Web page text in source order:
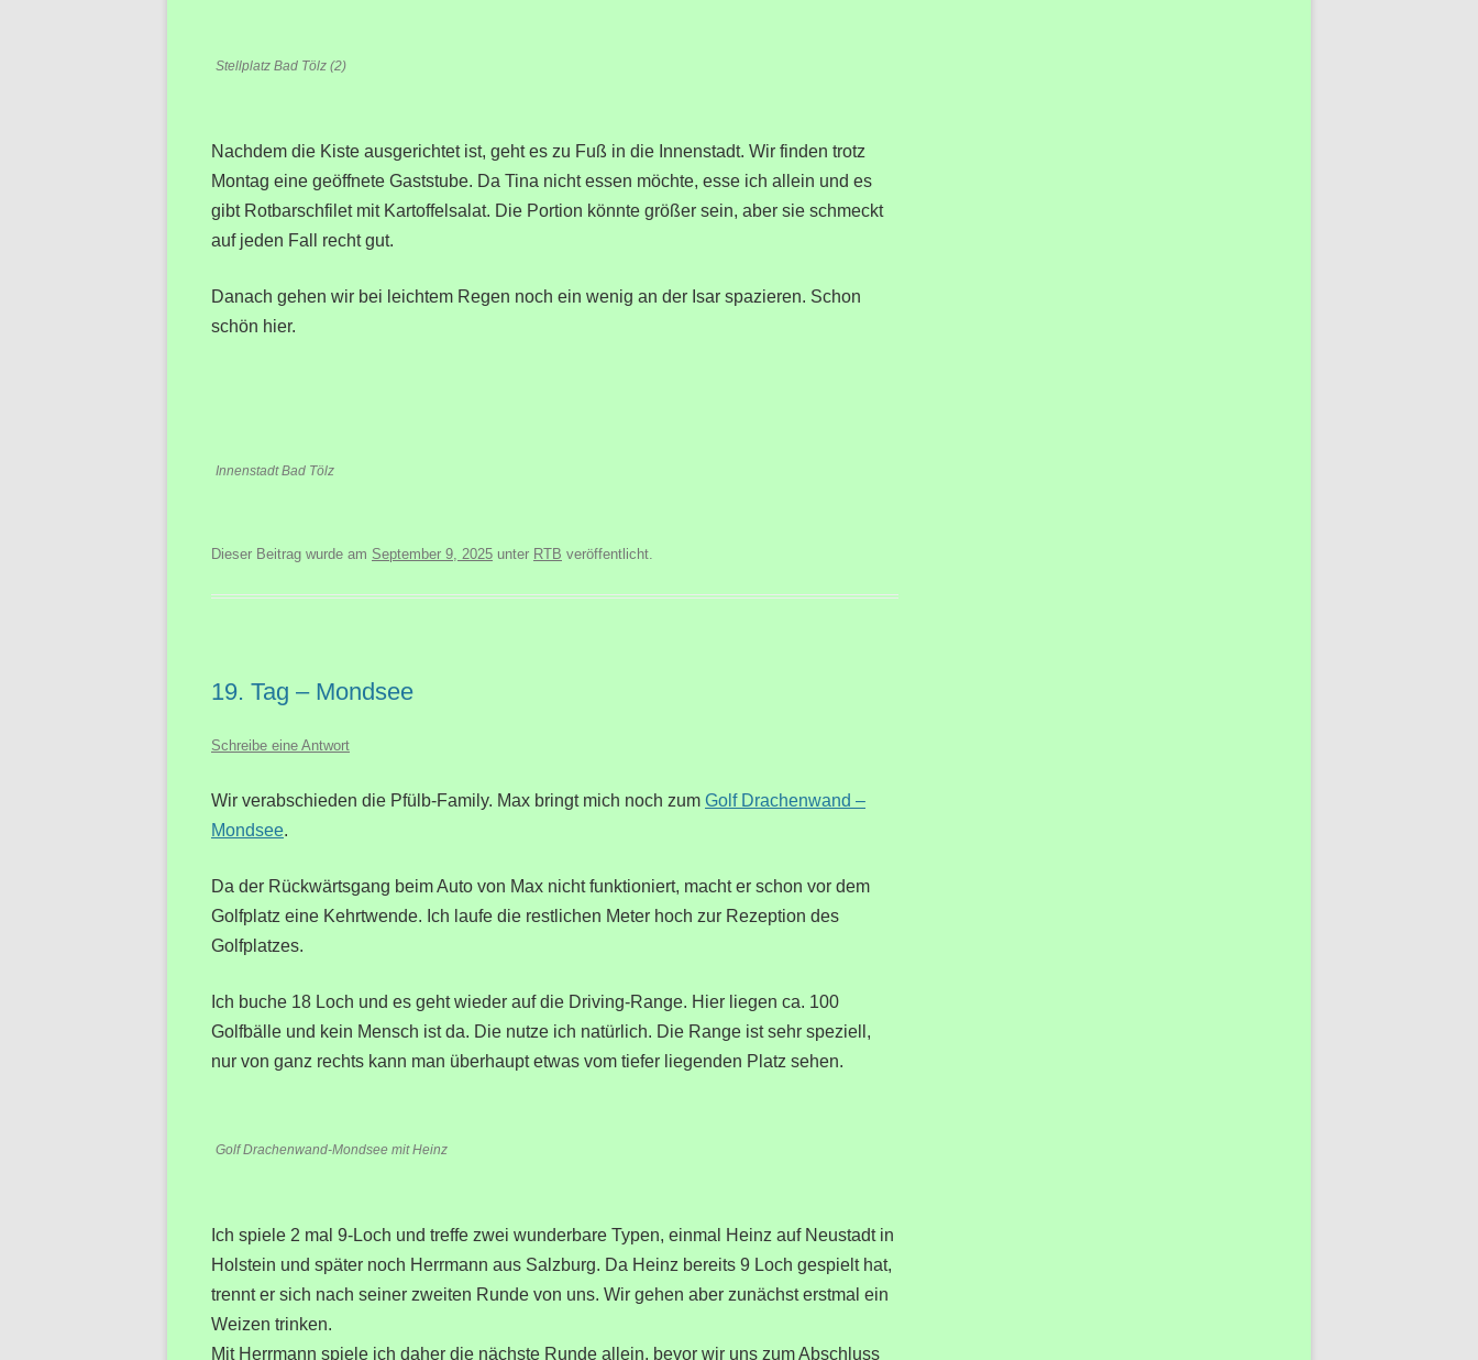
Stellplatz Bad Tölz (2)
Nachdem die Kiste ausgerichtet ist, geht es zu Fuß in die Innenstadt. Wir finden trotz
Montag eine geöffnete Gaststube. Da Tina nicht essen möchte, esse ich allein und es
gibt Rotbarschfilet mit Kartoffelsalat. Die Portion könnte größer sein, aber sie schmeckt
auf jeden Fall recht gut.
Danach gehen wir bei leichtem Regen noch ein wenig an der Isar spazieren. Schon
schön hier.
Innenstadt Bad Tölz
Dieser Beitrag wurde am September 9, 2025 unter RTB veröffentlicht.
19. Tag – Mondsee
Schreibe eine Antwort
Wir verabschieden die Pfülb-Family. Max bringt mich noch zum Golf Drachenwand –
Mondsee.
Da der Rückwärtsgang beim Auto von Max nicht funktioniert, macht er schon vor dem
Golfplatz eine Kehrtwende. Ich laufe die restlichen Meter hoch zur Rezeption des
Golfplatzes.
Ich buche 18 Loch und es geht wieder auf die Driving-Range. Hier liegen ca. 100
Golfbälle und kein Mensch ist da. Die nutze ich natürlich. Die Range ist sehr speziell,
nur von ganz rechts kann man überhaupt etwas vom tiefer liegenden Platz sehen.
Golf Drachenwand-Mondsee mit Heinz
Ich spiele 2 mal 9-Loch und treffe zwei wunderbare Typen, einmal Heinz auf Neustadt in
Holstein und später noch Herrmann aus Salzburg. Da Heinz bereits 9 Loch gespielt hat,
trennt er sich nach seiner zweiten Runde von uns. Wir gehen aber zunächst erstmal ein
Weizen trinken.
Mit Herrmann spiele ich daher die nächste Runde allein, bevor wir uns zum Abschluss